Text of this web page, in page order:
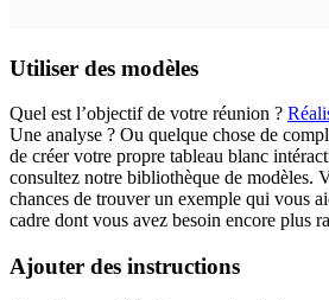
Utiliser des modèles
Quel est l’objectif de votre réunion ?
Une analyse ? Ou quelque chose de
de créer votre propre tableau blanc
consultez notre bibliothèque de modèles.
chances de trouver un exemple qui vous
cadre dont vous avez besoin encore plus
Ajouter des instructions